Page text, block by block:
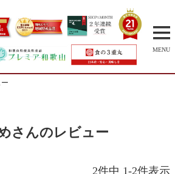
MENU
さんのレビュー
2件中 1-2件表示